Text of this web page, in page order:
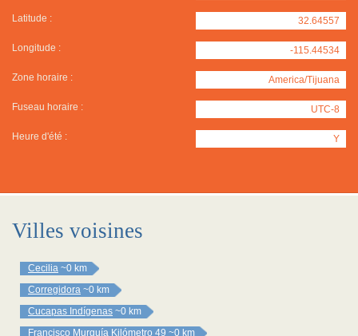
Latitude : 32.64557
Longitude : -115.44534
Zone horaire : America/Tijuana
Fuseau horaire : UTC-8
Heure d'été : Y
Villes voisines
Cecilia ~0 km
Corregidora ~0 km
Cucapas Indígenas ~0 km
Francisco Murguía Kilómetro 49 ~0 km